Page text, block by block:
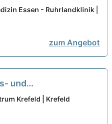
(m/w/d) für die
im Zentrum für
Teil des Teams! neu
Essen - Ruhrlandklinik |
zum Angebot
und
(m/w/d) – Dein
Krefeld | Krefeld